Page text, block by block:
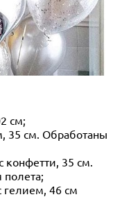
см;
35 см. Обработаны
конфетти, 35 см.
гелием, 46 см